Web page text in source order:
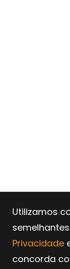
Utilizamos
Privacidade
concorda